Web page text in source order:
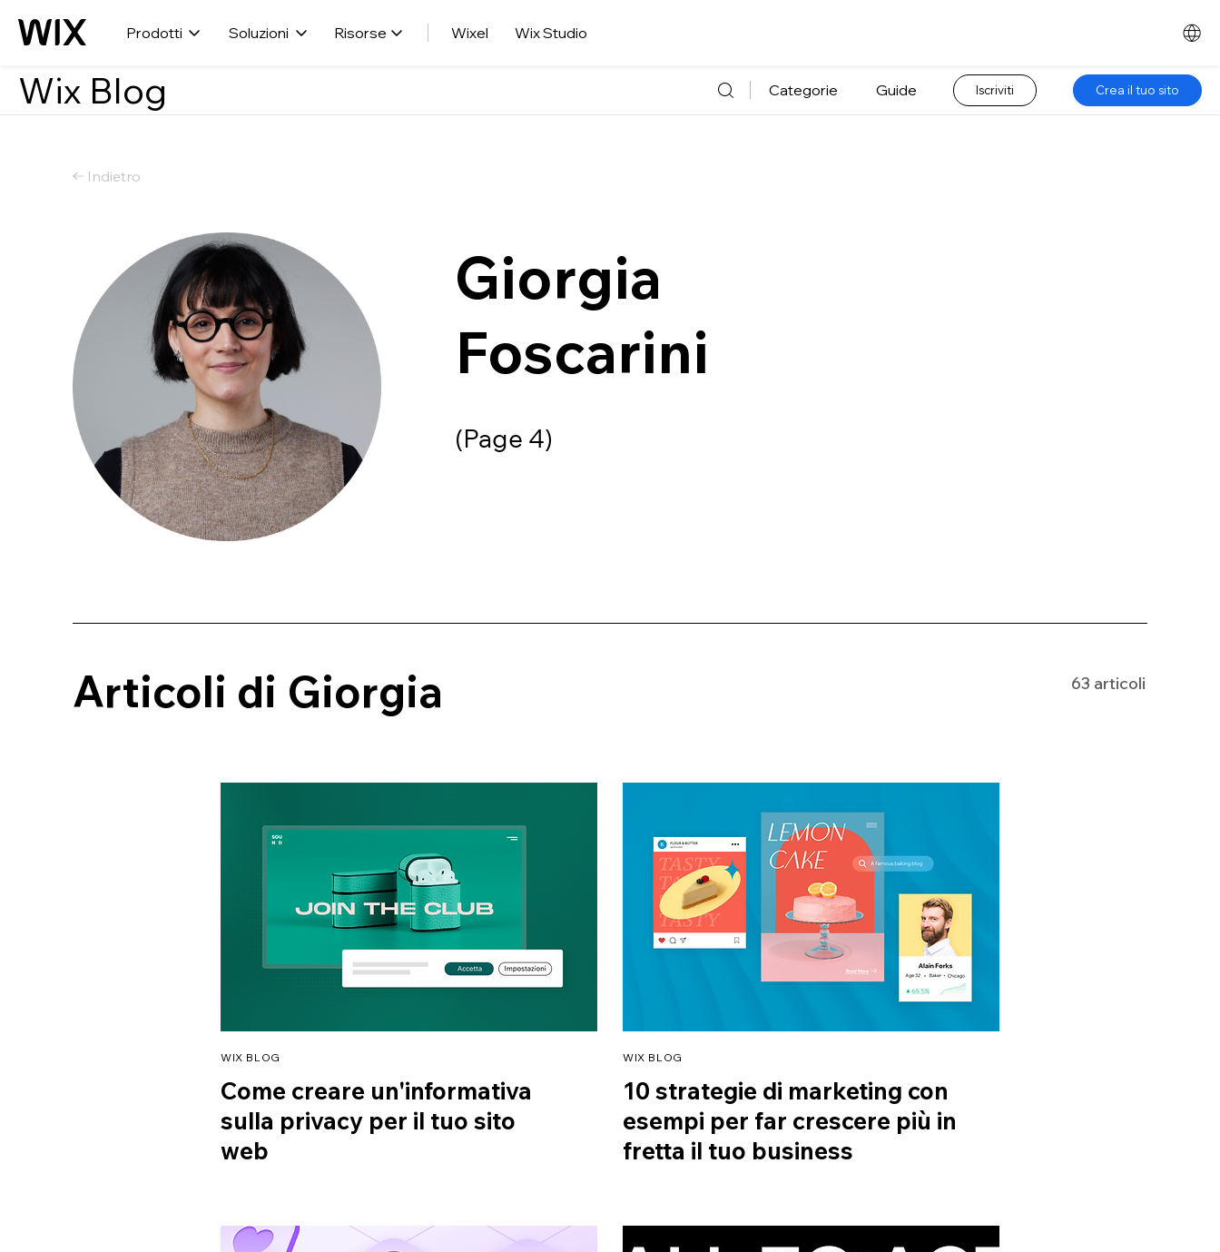
Prodotti Soluzioni Risorse Wixel Wix Studio
Wix Blog Categorie Guide Iscriviti Crea il tuo sito
Giorgia
Foscarini
(Page 4)
Indietro
Articoli di Giorgia 63 articoli
WIX BLOG
Come creare un'informativa
sulla privacy per il tuo sito
web
WIX BLOG
10 strategie di marketing con
esempi per far crescere più in
fretta il tuo business